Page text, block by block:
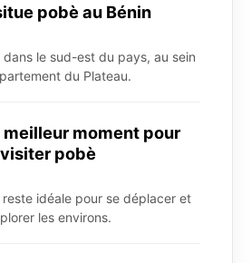
pobè au Bénin
le sud-est du pays, au sein
du Plateau.
meilleur moment pour
visiter pobè
reste idéale pour se déplacer et
les environs.